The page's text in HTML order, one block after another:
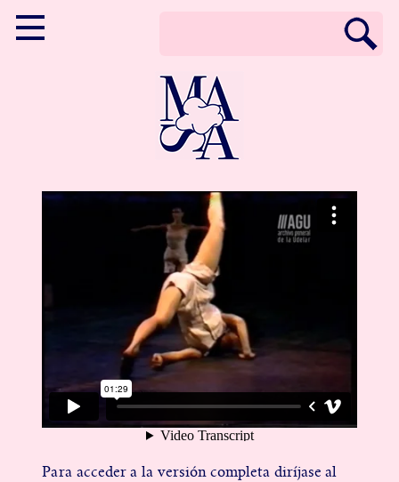
Para acceder a la versión completa diríjase al